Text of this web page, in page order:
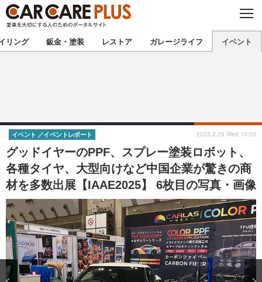
C
O
S
E
★カーケアプラス認定★ 厳選プロショップを地域から探す
甲信越 北陸
東海 関西
中国 四国
九州 沖縄
注目の記事
ショップレポート 愛車 File
ディテイリング
リング 鈑金・塗装 レストア ガレージライフ イベント
グッドイヤーのPPF、スプレー塗装ロボット、
各種タイヤ、大型向けなど中国企業が驚きの商
材を多数出展【IAAE2025】 6枚目の写真・画像
イベント イベントレポート 2025.2.26 Wed 10:00